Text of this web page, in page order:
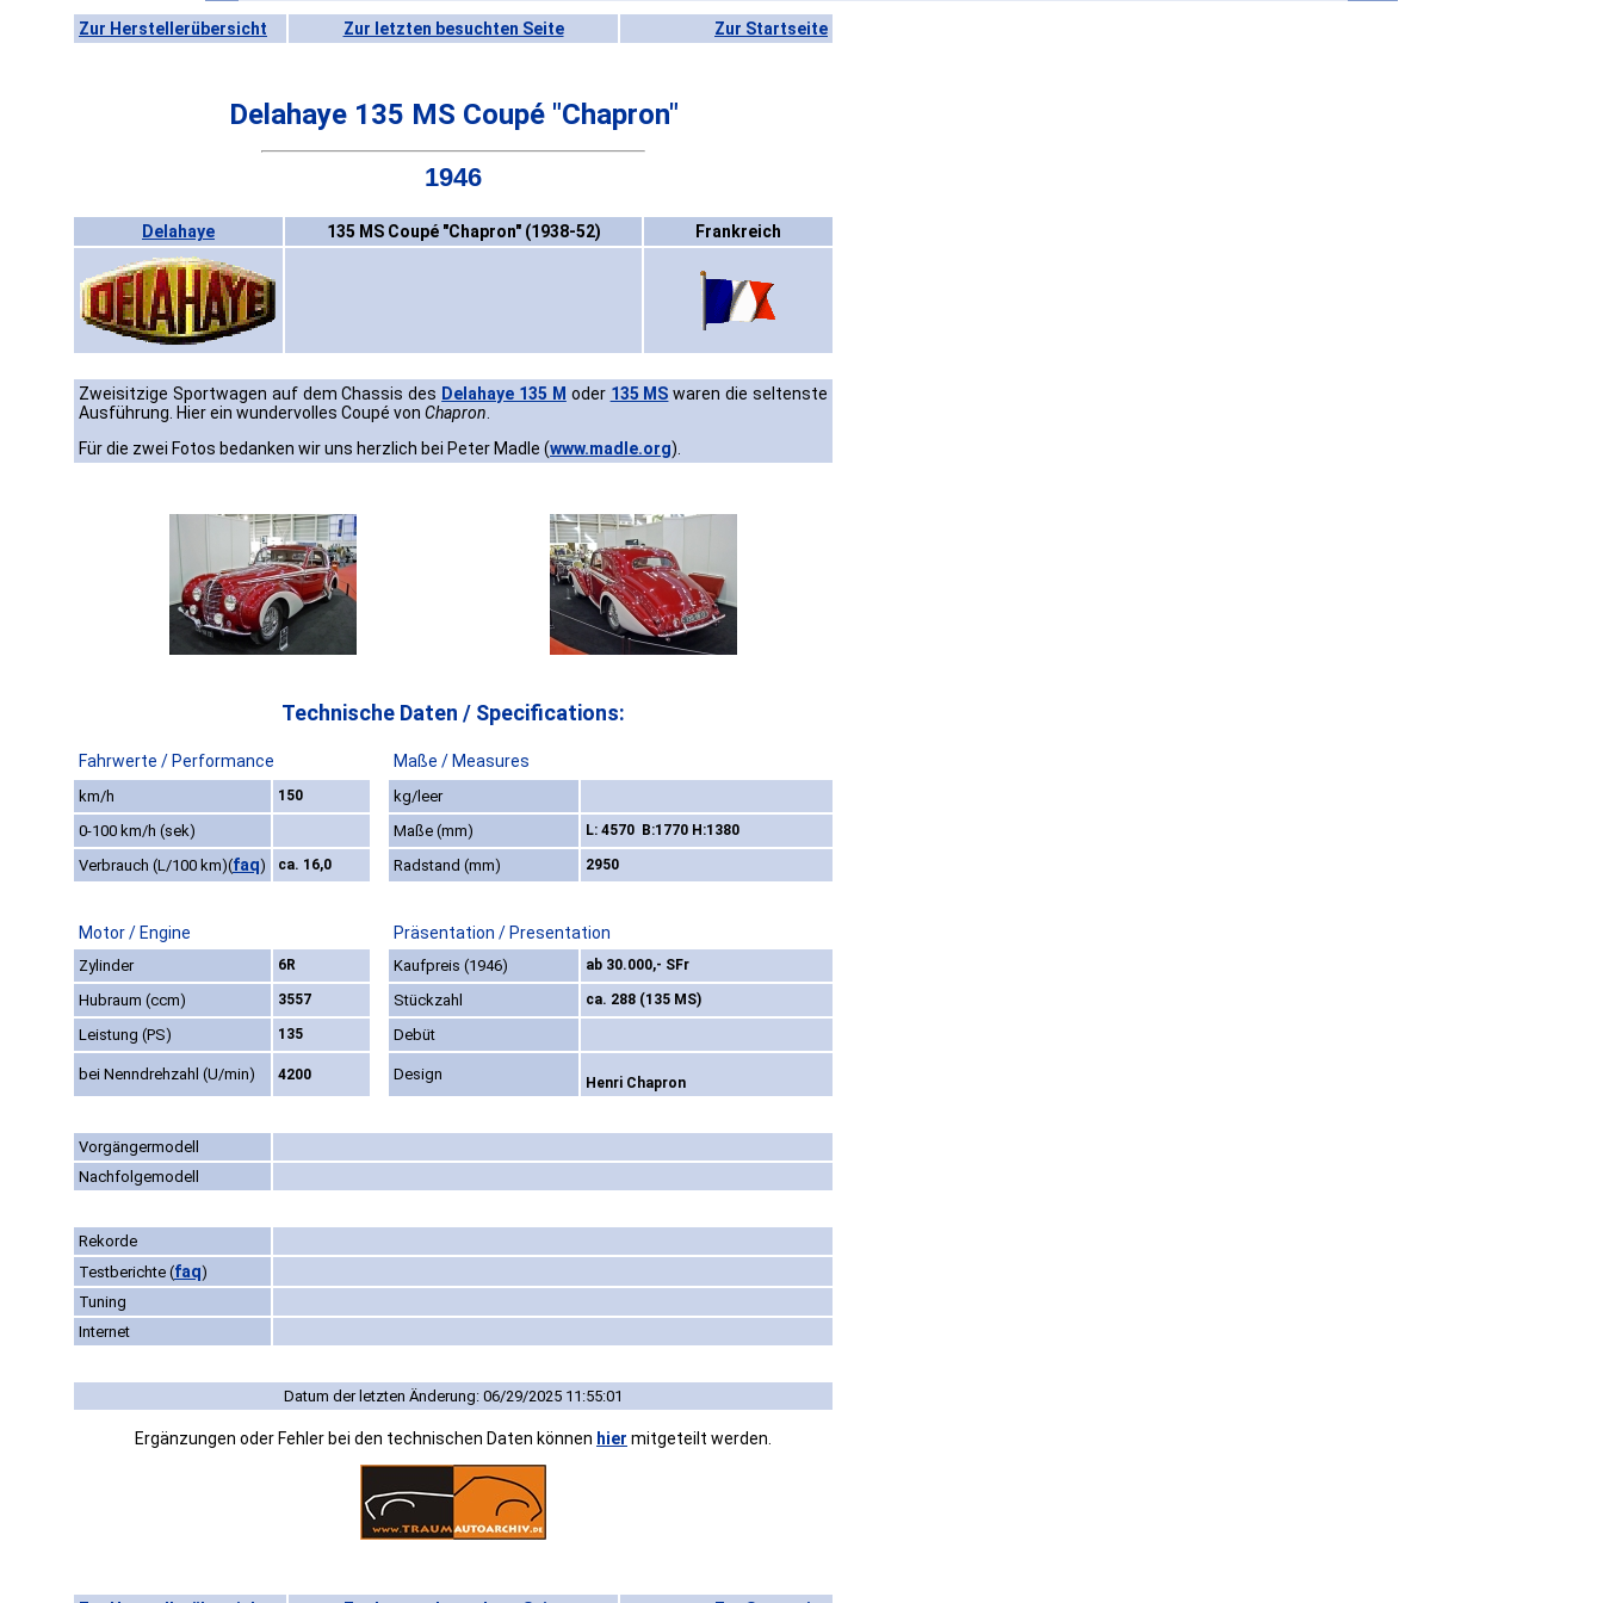
Zur Herstellerübersicht Zur letzten besuchten Seite Zur Startseite
Delahaye 135 MS Coupé "Chapron"
1946
Delahaye 135 MS Coupé "Chapron" (1938-52) Frankreich
Zweisitzige Sportwagen auf dem Chassis des Delahaye 135 M oder 135 MS waren die seltenste
Ausführung. Hier ein wundervolles Coupé von Chapron
Für die zwei Fotos bedanken wir uns herzlich bei Peter Madle (www.madle.org).
Technische Daten / Specifications:
Fahrwerte / Performance Maße / Measures
km/h 150
kg/leer
0-100 km/h (sek)
Maße (mm) L: 4570 B:1770 H:1380
Verbrauch (L/100 km)(faq) ca. 16,0 Radstand (mm) 2950
Motor / Engine Präsentation / Presentation
Zylinder 6R Kaufpreis (1946) ab 30.000,- SFr
Hubraum (ccm) 3557 Stückzahl ca. 288 (135 MS)
Leistung (PS) 135 Debüt
bei Nenndrehzahl (U/min) 4200 Design Henri Chapron
Vorgängermodell
Nachfolgemodell
Rekorde
Testberichte (faq)
Tuning
Internet
Datum der letzten Änderung: 06/29/2025 11:55:01
Ergänzungen oder Fehler bei den technischen Daten können hier mitgeteilt werden.